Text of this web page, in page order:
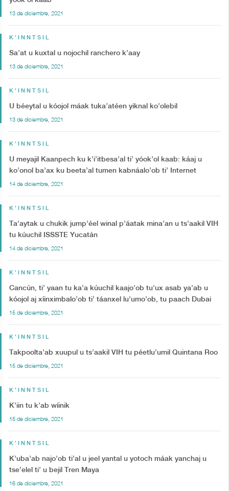
13 de diciembre, 2021
K'INNTSIL
Sa’at u kuxtal u nojochil ranchero k’aay
13 de diciembre, 2021
K'INNTSIL
U béeytal u kóojol máak tuka’atéen yiknal ko’olebil
13 de diciembre, 2021
K'INNTSIL
U meyajil Kaanpech ku k’i’itbesa’al ti’ yóok’ol kaab: káaj u
ko’onol ba’ax ku beeta’al tumen kabnáalo’ob ti’ Internet
14 de diciembre, 2021
K'INNTSIL
Ta’aytak u chukik jump’éel winal p’áatak mina’an u ts’aakil VIH
tu kúuchil ISSSTE Yucatán
14 de diciembre, 2021
K'INNTSIL
Cancún, ti’ yaan tu ka’a kúuchil kaajo’ob tu’ux asab ya’ab u
kóojol aj xíinximbalo’ob ti’ táanxel lu’umo’ob, tu paach Dubai
15 de diciembre, 2021
K'INNTSIL
Takpoolta’ab xuupul u ts’aakil VIH tu péetlu’umil Quintana Roo
15 de diciembre, 2021
K'INNTSIL
K’iin tu k’ab wíinik
15 de diciembre, 2021
K'INNTSIL
K’uba’ab najo’ob ti’al u jeel yantal u yotoch máak yanchaj u
tse’elel ti’ u bejil Tren Maya
16 de diciembre, 2021